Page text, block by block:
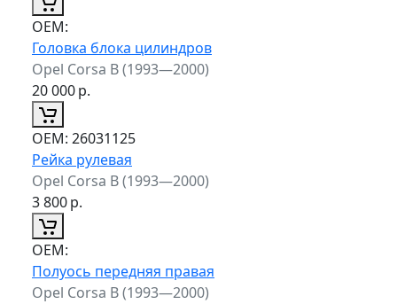
ОЕМ:
Головка блока цилиндров
Opel Corsa B (1993—2000)
20 000р.
ОЕМ: 26031125
Рейка рулевая
Opel Corsa B (1993—2000)
3 800р.
ОЕМ:
Полуось передняя правая
Opel Corsa B (1993—2000)